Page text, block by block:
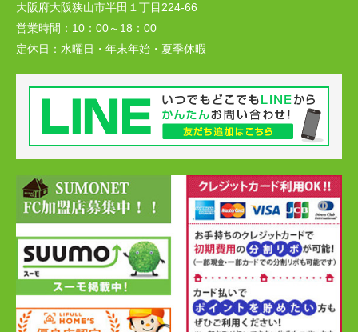
大阪府大阪狭山市半田１丁目224-66
営業時間： 10：00～18：00
定休日： 水曜日・年末年始・夏季休暇